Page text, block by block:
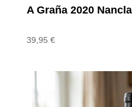
A Graña 2020
39,95 €